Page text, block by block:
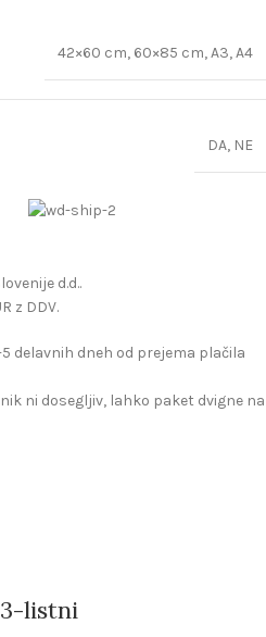
42×60 cm, 60×85 cm,A3,A4
DA, NE
d.d..
z DDV.
delavnih dneh od prejema plačila
ni dosegljiv, lahko paket dvigne na
listni